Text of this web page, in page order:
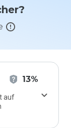
13%
auf